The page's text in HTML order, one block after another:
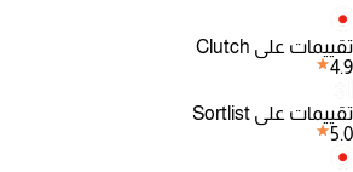
تقييمات على Clutch
4.9
تقييمات على Sortlist
5.0